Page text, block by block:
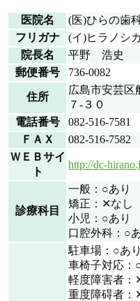
医院名
(医)ひらの歯
フリガナ
(イ)ヒラノシ
院長名
平野 浩史
郵便番号
736-0082
住所
広島市安芸区
７-３０
電話番号
082-516-7581
ＦＡＸ
082-516-7582
ＷＥＢサイ
ト
http://dc-
診療科目
一般：○あり
矯正：✕なし
小児：○あり
口腔外科：○
駐車場：○あり
車椅子対応：
軽度障害者：
重度障碍者：